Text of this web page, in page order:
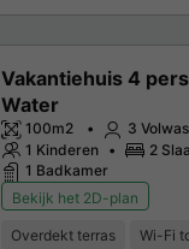
Vakantiehuis 4
Water
100m2
3
1 Kinderen
2
1 Badkamer
Bekijk het 2D-plan
Overdekt terras Wi-Fi